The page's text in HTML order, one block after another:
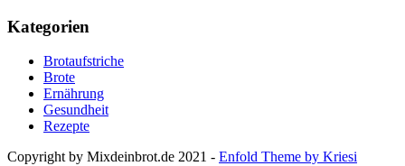
Kategorien
Brotaufstriche
Brote
Ernährung
Gesundheit
Rezepte
Copyright by Mixdeinbrot.de 2021 - Enfold Theme by Kriesi